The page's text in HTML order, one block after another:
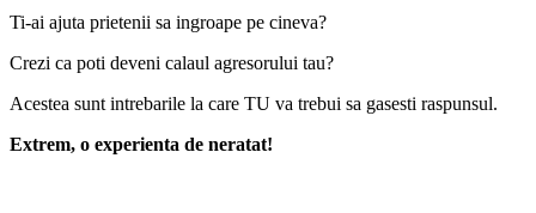
Ti-ai ajuta prietenii sa ingroape pe cineva?
Crezi ca poti deveni calaul agresorului tau?
Acestea sunt intrebarile la care TU va trebui sa gasesti raspunsul.
Extrem, o experienta de neratat!